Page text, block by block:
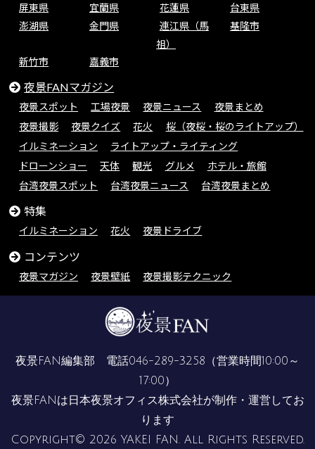
屏東県
宜蘭県 花蓮県
台東県
澎湖県
金門県
連江県（馬
祖）
基隆市
新竹市 嘉義市
夜景FANマガジン
夜景スポット 工場夜景 夜景ニュース
夜景まとめ
夜景撮影
夜景クイズ 花火
桜（夜桜・桜のライトアップ）
イルミネーション
ライトアップ・ライティング
ドローンショー
天体 観光 グルメ
ホテル・旅館
台湾夜景スポット
台湾夜景ニュース 台湾夜景まとめ
特集
イルミネーション 花火 夜景ドライブ
コンテンツ
夜景マガジン 夜景壁紙 夜景撮影テクニック
夜景FAN編集部 電話046-289-3258 （営業時間10:00～
17:00）
夜景FANは 日本夜景オフィス株式会社が制作・運営してお
ります
Copyright© 2026 YAKEI FAN. All Rights Reserved.